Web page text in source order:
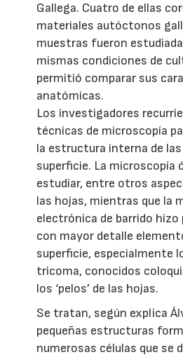
Gallega. Cuatro de ellas
materiales autóctonos
muestras fueron
mismas condiciones de
permitió comparar sus
anatómicas.
Los investigadores
técnicas de microscopía
la estructura interna de
superficie. La microscopía
estudiar, entre otros
las hojas, mientras que la
electrónica de barrido hizo
con mayor detalle
superficie, especialmente
tricoma, conocidos
los ‘pelos’ de las hojas.
Se tratan, según explica
pequeñas estructuras
numerosas células que se